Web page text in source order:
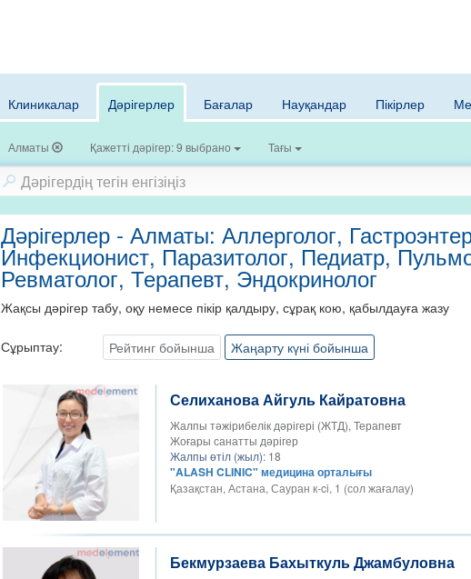
Клиникалар Дәрігерлер Бағалар Науқандар Пікірлер
Алматы Қажетті дәрігер: 9 выбрано Тағы
Дәрігерлер - Алматы: Аллерголог,
Инфекционист, Паразитолог, Педиатр,
Ревматолог, Терапевт, Эндокринолог
Жақсы дәрігер табу, оқу немесе пікір қалдыру, сұрақ кою, қабылдауға жазу
Сұрыптау: Рейтинг бойынша Жаңарту күні бойынша
Селиханова Айгуль Кайратовна
Жалпы тәжірибелік дәрігері (ЖТД), Терапевт
Жоғары санатты дәрігер
Жалпы өтіл (жыл):18
"ALASH CLINIC" медицина орталығы
Қазақстан, Астана, Сауран к-ci, 1 (сол жағалау)
Бекмурзаева Бахыткуль Джамбуловна